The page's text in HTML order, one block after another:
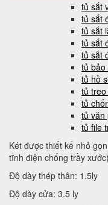
tủ sắt
tủ sắt
tủ sắt
tủ sắt
tủ sắt
tủ bảo
tủ hồ
tủ
tủ
tủ văn
tủ file
Két được thiết kế nhỏ
tĩnh điện chống trầy xước)
Độ dày thép thân: 1.5ly
Độ dày cửa: 3.5 ly